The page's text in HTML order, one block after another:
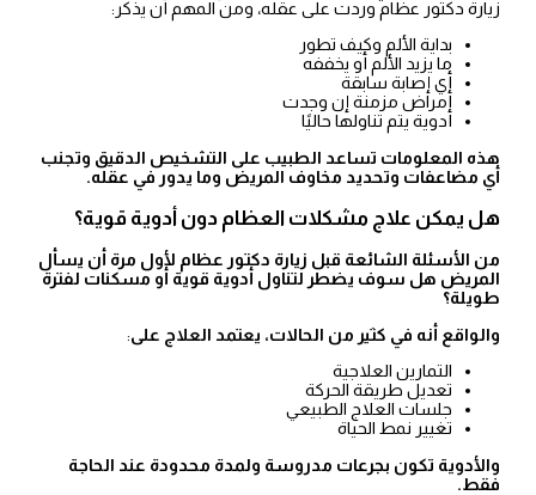
زيارة دكتور عظام وردت على عقله، ومن المهم أن يذكر:
بداية الألم وكيف تطور
ما يزيد الألم أو يخففه
أي إصابة سابقة
أمراض مزمنة إن وجدت
أدوية يتم تناولها حاليًا
هذه المعلومات تساعد الطبيب على التشخيص الدقيق وتجنب
أي مضاعفات وتحديد مخاوف المريض وما يدور في عقله.
هل يمكن علاج مشكلات العظام دون أدوية قوية؟
من الأسئلة الشائعة قبل زيارة دكتور عظام لأول مرة أن يسأل
المريض هل سوف يضطر لتناول أدوية قوية أو مسكنات لفترة
طويلة؟
والواقع أنه في كثير من الحالات، يعتمد العلاج على:
التمارين العلاجية
تعديل طريقة الحركة
جلسات العلاج الطبيعي
تغيير نمط الحياة
والأدوية تكون بجرعات مدروسة ولمدة محدودة عند الحاجة
فقط.